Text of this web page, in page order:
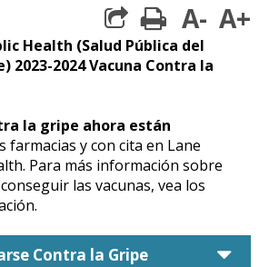
print
A- A+
Health (Salud Pública del
2023-2024 Vacuna Contra la
la gripe ahora están
farmacias y con cita en Lane
Para más información sobre
las vacunas, vea los
Contra la Gripe